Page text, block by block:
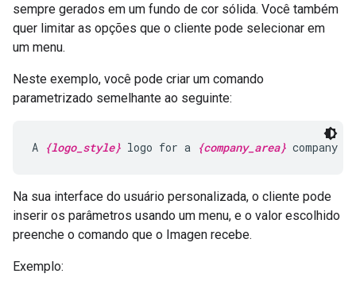
sempre gerados em um fundo de cor sólida. Você também
quer limitar as opções que o cliente pode selecionar em
um menu.
Neste exemplo, você pode criar um comando
parametrizado semelhante ao seguinte:
A {logo_style} logo for a {company_area} company
Na sua interface do usuário personalizada, o cliente pode
inserir os parâmetros usando um menu, e o valor escolhido
preenche o comando que o Imagen recebe.
Exemplo: